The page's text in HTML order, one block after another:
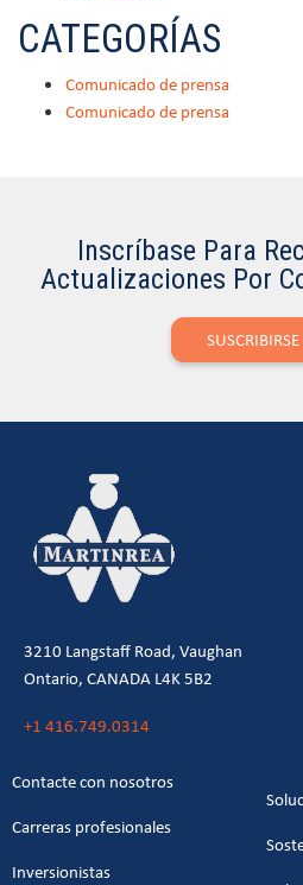
CATEGORÍAS
Comunicado de prensa
Comunicado de prensa
Inscríbase Para
Actualizaciones Por
SUSCRIBIRSE
3210 Langstaff Road, Vaughan
Ontario, CANADA L4K 5B2
+1 416.749.0314
Contacte con nosotros
Carreras profesionales
Inversionistas